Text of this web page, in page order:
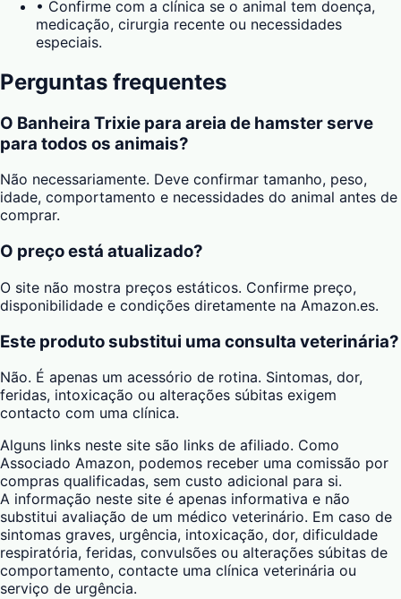
• Confirme com a clínica se o animal tem doença,
medicação, cirurgia recente ou necessidades
especiais.
Perguntas frequentes
O Banheira Trixie para areia de hamster serve
para todos os animais?
Não necessariamente. Deve confirmar tamanho, peso,
idade, comportamento e necessidades do animal antes de
comprar.
O preço está atualizado?
O site não mostra preços estáticos. Confirme preço,
disponibilidade e condições diretamente na Amazon.es.
Este produto substitui uma consulta veterinária?
Não. É apenas um acessório de rotina. Sintomas, dor,
feridas, intoxicação ou alterações súbitas exigem
contacto com uma clínica.
Alguns links neste site são links de afiliado. Como
Associado Amazon, podemos receber uma comissão por
compras qualificadas, sem custo adicional para si.
A informação neste site é apenas informativa e não
substitui avaliação de um médico veterinário. Em caso de
sintomas graves, urgência, intoxicação, dor, dificuldade
respiratória, feridas, convulsões ou alterações súbitas de
comportamento, contacte uma clínica veterinária ou
serviço de urgência.